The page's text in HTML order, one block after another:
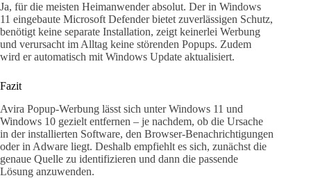
Ja, für die meisten Heimanwender absolut. Der in Windows
11 eingebaute Microsoft Defender bietet zuverlässigen Schutz,
benötigt keine separate Installation, zeigt keinerlei Werbung
und verursacht im Alltag keine störenden Popups. Zudem
wird er automatisch mit Windows Update aktualisiert.
Fazit
Avira Popup-Werbung lässt sich unter Windows 11 und
Windows 10 gezielt entfernen – je nachdem, ob die Ursache
in der installierten Software, den Browser-Benachrichtigungen
oder in Adware liegt. Deshalb empfiehlt es sich, zunächst die
genaue Quelle zu identifizieren und dann die passende
Lösung anzuwenden.